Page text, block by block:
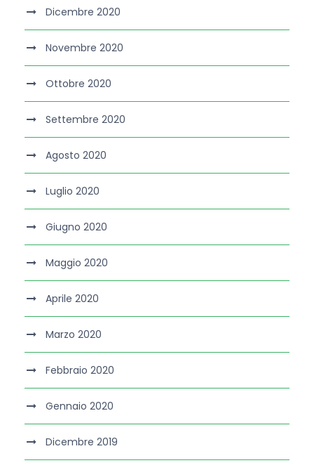
Dicembre 2020
Novembre 2020
Ottobre 2020
Settembre 2020
Agosto 2020
Luglio 2020
Giugno 2020
Maggio 2020
Aprile 2020
Marzo 2020
Febbraio 2020
Gennaio 2020
Dicembre 2019